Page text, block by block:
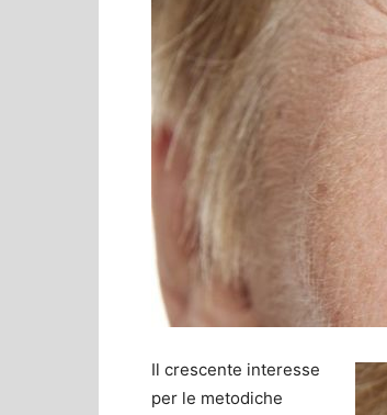
Il crescente interesse
per le metodiche